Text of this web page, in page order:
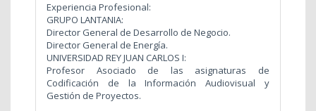
Experiencia Profesional:
GRUPO LANTANIA:
Director General de Desarrollo de Negocio.
Director General de Energía.
UNIVERSIDAD REY JUAN CARLOS I:
Profesor Asociado de las asignaturas de
Codificación de la Información Audiovisual y
Gestión de Proyectos.